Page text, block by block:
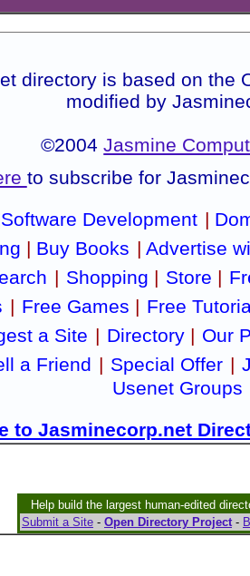
directory is based on the
modified by
©2004Jasmine
to subscribe for
Software Development |
| Buy Books | Advertise
| Shopping | Store |
| Free Games | Free
a Site | Directory| Our
a Friend | Special Offer |
Usenet Groups
to Jasminecorp.net
Help build the largest human-edited
Submit a Site - Open Directory Project-